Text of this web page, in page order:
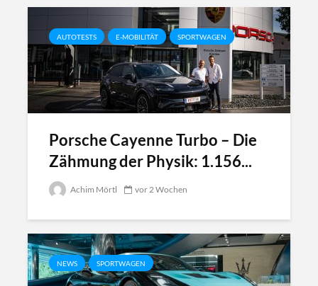
AUTOTESTS E-MOBILITÄT SPORTWAGEN
Porsche Cayenne Turbo – Die
Zähmung der Physik: 1.156...
Achim Mörtl vor 2 Wochen
NEWS SPORTWAGEN